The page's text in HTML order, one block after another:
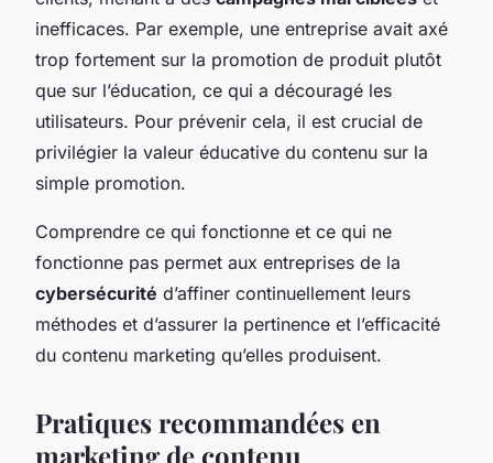
inefficaces. Par exemple, une entreprise avait axé
trop fortement sur la promotion de produit plutôt
que sur l’éducation, ce qui a découragé les
utilisateurs. Pour prévenir cela, il est crucial de
privilégier la valeur éducative du contenu sur la
simple promotion.
Comprendre ce qui fonctionne et ce qui ne
fonctionne pas permet aux entreprises de la
cybersécurité d’affiner continuellement leurs
méthodes et d’assurer la pertinence et l’efficacité
du contenu marketing qu’elles produisent.
Pratiques recommandées en
marketing de contenu